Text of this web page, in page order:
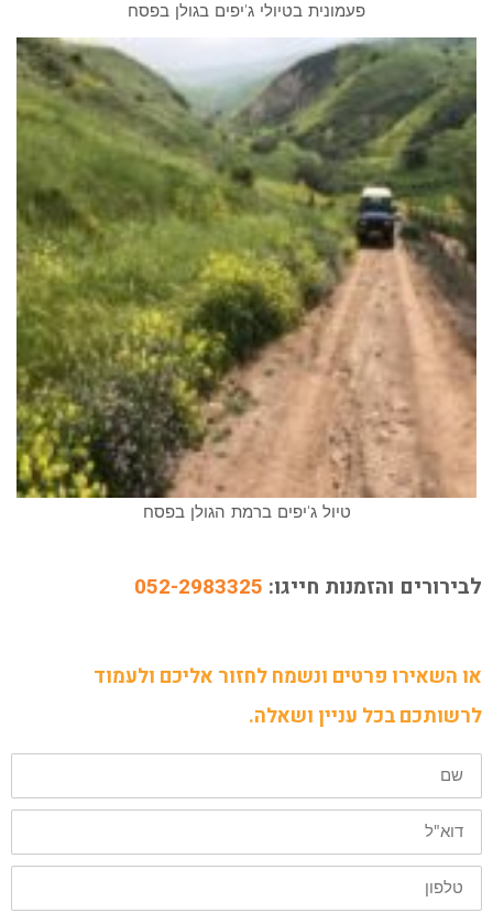
פעמונית בטיולי ג'יפים בגולן בפסח
טיול ג'יפים ברמת הגולן בפסח
לבירורים והזמנות חייגו: 052-2983325
או השאירו פרטים ונשמח לחזור אליכם ולעמוד
לרשותכם בכל עניין ושאלה.
שם
דוא"ל
טלפון